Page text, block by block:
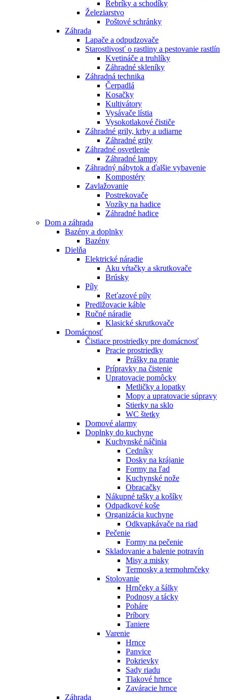
Rebríky a schodíky
Železiarstvo
Poštové schránky
Záhrada
Lapače a odpudzovače
Starostlivosť o rastliny a pestovanie rastlín
Kvetináče a truhlíky
Záhradné skleníky
Záhradná technika
Čerpadlá
Kosačky
Kultivátory
Vysávače lístia
Vysokotlakové čističe
Záhradné grily, krby a udiarne
Záhradné grily
Záhradné osvetlenie
Záhradné lampy
Záhradný nábytok a ďalšie vybavenie
Kompostéry
Zavlažovanie
Postrekovače
Vozíky na hadice
Záhradné hadice
Dom a záhrada
Bazény a doplnky
Bazény
Dielňa
Elektrické náradie
Aku vŕtačky a skrutkovače
Brúsky
Píly
Reťazové píly
Predlžovacie káble
Ručné náradie
Klasické skrutkovače
Domácnosť
Čistiace prostriedky pre domácnosť
Pracie prostriedky
Prášky na pranie
Prípravky na čistenie
Upratovacie pomôcky
Metličky a lopatky
Mopy a upratovacie súpravy
Stierky na sklo
WC štetky
Domové alarmy
Doplnky do kuchyne
Kuchynské náčinia
Cedníky
Dosky na krájanie
Formy na ľad
Kuchynské nože
Obracačky
Nákupné tašky a košíky
Odpadkové koše
Organizácia kuchyne
Odkvapkávače na riad
Pečenie
Formy na pečenie
Skladovanie a balenie potravín
Misy a misky
Termosky a termohrnčeky
Stolovanie
Hrnčeky a šálky
Podnosy a tácky
Poháre
Príbory
Taniere
Varenie
Hrnce
Panvice
Pokrievky
Sady riadu
Tlakové hrnce
Zaváracie hrnce
Záhrada